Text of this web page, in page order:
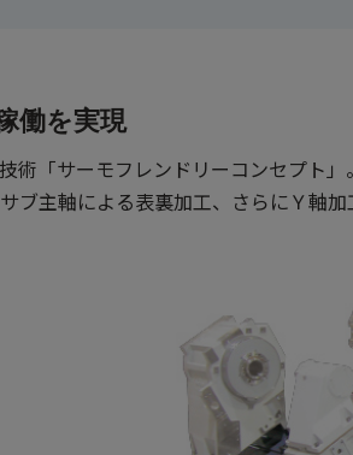
働を実現
「サーモフレンドリーコンセプト」。
主軸による表裏加工、さらにＹ軸加